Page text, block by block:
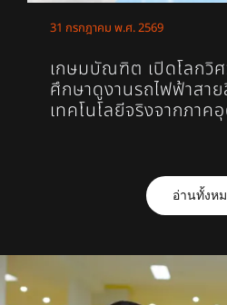
31 กรกฎาคม พ.ศ. 2569
เกษมบัณฑิต เปิดโลกวิ
ศึกษาดูงานรถไฟฟ้าสา
เทคโนโลยีจริงจากภาค
อ่านทั้งห